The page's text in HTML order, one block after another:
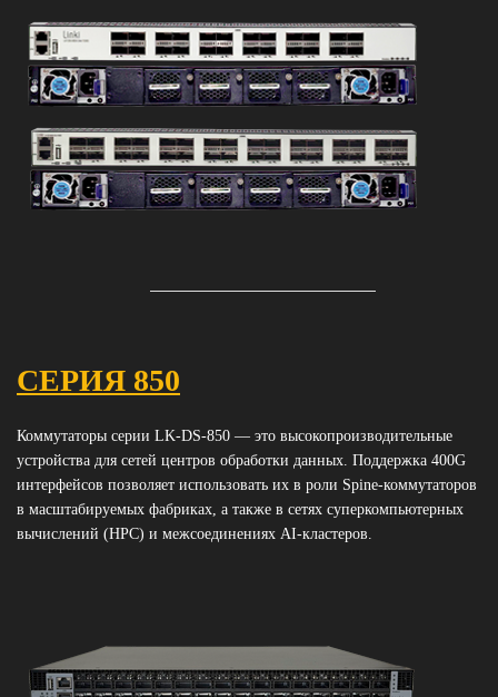
СЕРИЯ 850
Коммутаторы серии LK-DS-850 — это высокопроизводительные
устройства для сетей центров обработки данных. Поддержка 400G
интерфейсов позволяет использовать их в роли Spine-коммутаторов
в масштабируемых фабриках, а также в сетях суперкомпьютерных
вычислений (HPC) и межсоединениях AI-кластеров.